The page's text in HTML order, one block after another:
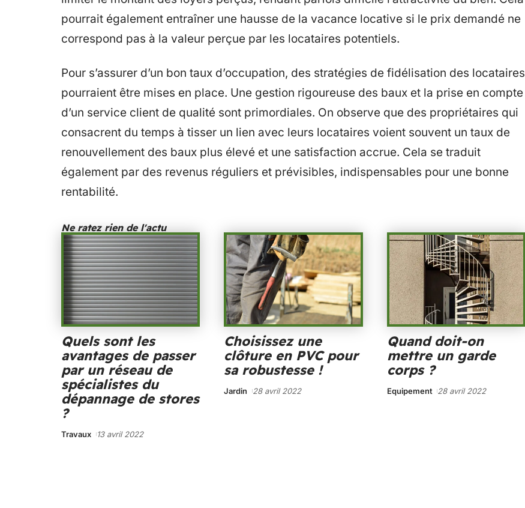
pourrait également entraîner une hausse de la vacance locative si le prix demandé ne
correspond pas à la valeur perçue par les locataires potentiels.
Pour s’assurer d’un bon taux d’occupation, des stratégies de fidélisation des locataires
pourraient être mises en place. Une gestion rigoureuse des baux et la prise en compte
d’un service client de qualité sont primordiales. On observe que des propriétaires qui
consacrent du temps à tisser un lien avec leurs locataires voient souvent un taux de
renouvellement des baux plus élevé et une satisfaction accrue. Cela se traduit
également par des revenus réguliers et prévisibles, indispensables pour une bonne
rentabilité.
Ne ratez rien de l'actu
Quels sont les
avantages de passer
par un réseau de
spécialistes du
dépannage de stores
?
Travaux 13 avril 2022
Choisissez une
clôture en PVC pour
sa robustesse !
Jardin 28 avril 2022
Quand doit-on
mettre un garde
corps ?
Equipement 28 avril 2022